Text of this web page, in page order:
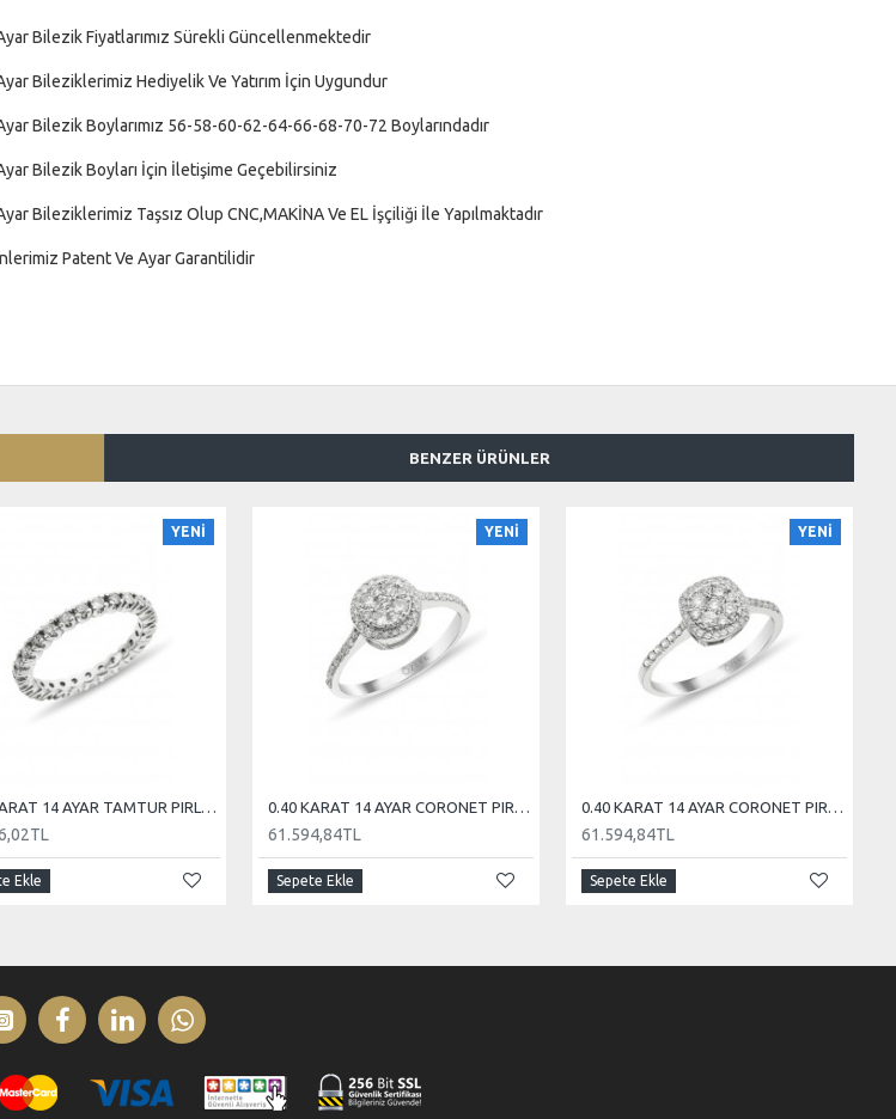
Bilezik Fiyatlarımız Sürekli Güncellenmektedir
Bileziklerimiz Hediyelik Ve Yatırım İçin Uygundur
Bilezik Boylarımız 56-58-60-62-64-66-68-70-72 Boylarındadır
Bilezik Boyları İçin İletişime Geçebilirsiniz
Bileziklerimiz Taşsız Olup CNC,MAKİNA Ve EL İşçiliği İle Yapılmaktadır
Patent Ve Ayar Garantilidir
BENZER ÜRÜNLER
YENİ
0.82 KARAT 14 AYAR TAMTUR PIRLANTA
Ekle
YENİ
0.40 KARAT 14 AYAR CORONET PIRLANTA
61.594,84TL
Sepete Ekle
YENİ
0.40 KARAT 14 AYAR CORONET PIRLANTA
61.594,84TL
Sepete Ekle